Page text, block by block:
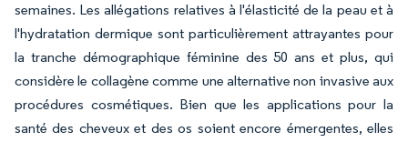
semaines. Les allégations relatives à l'élasticité de la peau et à
l'hydratation dermique sont particulièrement attrayantes pour
la tranche démographique féminine des 50 ans et plus, qui
considère le collagène comme une alternative non invasive aux
procédures cosmétiques. Bien que les applications pour la
santé des cheveux et des os soient encore émergentes, elles